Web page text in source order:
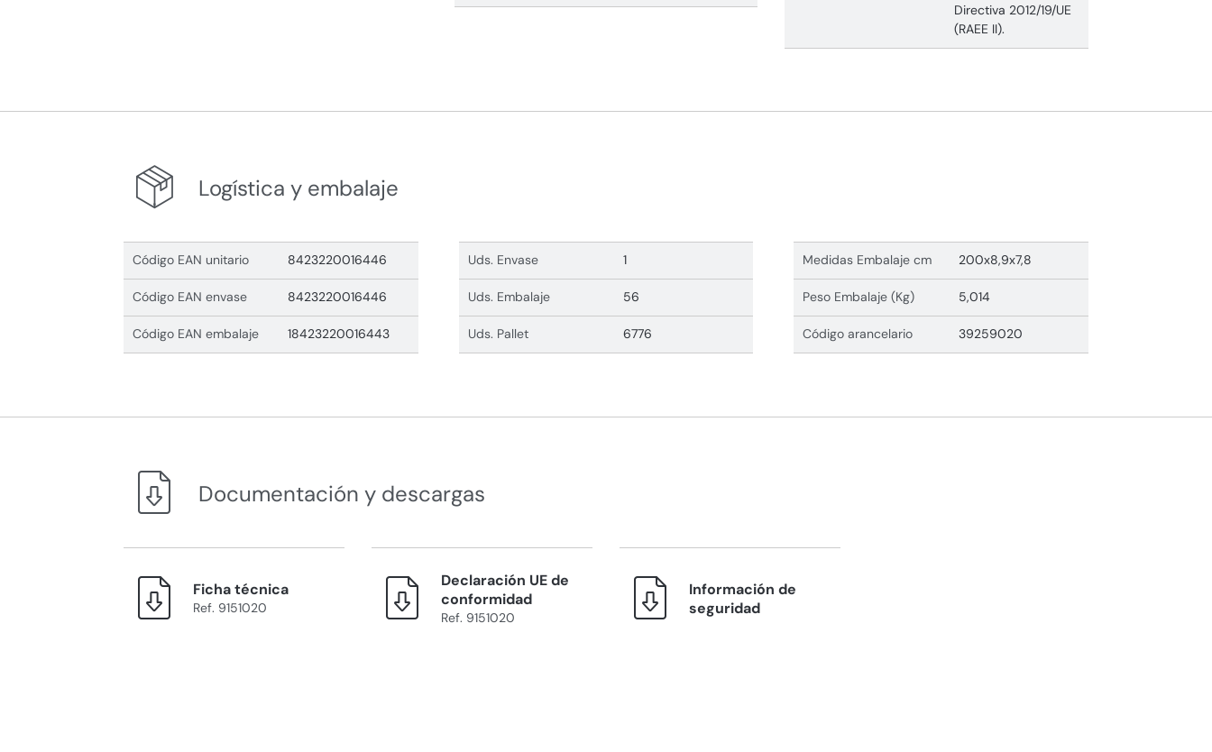
Directiva 2012/19/UE
(RAEE II).
Logística y embalaje
Código EAN unitario 8423220016446
Código EAN envase 8423220016446
Código EAN embalaje 18423220016443
Uds. Envase 1
Uds. Embalaje 56
Uds. Pallet 6776
Medidas Embalaje cm 200x8,9x7,8
Peso Embalaje (Kg) 5,014
Código arancelario 39259020
Documentación y descargas
Ficha técnica
Ref. 9151020
Declaración UE de
conformidad
Ref. 9151020
Información de
seguridad